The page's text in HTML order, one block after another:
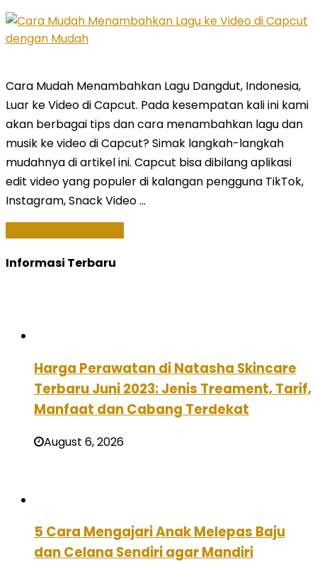
Cara Mudah Menambahkan Lagu Dangdut, Indonesia,
Luar ke Video di Capcut. Pada kesempatan kali ini kami
akan berbagai tips dan cara menambahkan lagu dan
musik ke video di Capcut? Simak langkah-langkah
mudahnya di artikel ini. Capcut bisa dibilang aplikasi
edit video yang populer di kalangan pengguna TikTok,
Instagram, Snack Video …
Informasi Terbaru
Harga Perawatan di Natasha Skincare
Terbaru Juni 2023: Jenis Treament, Tarif,
Manfaat dan Cabang Terdekat
August 6, 2026
5 Cara Mengajari Anak Melepas Baju
dan Celana Sendiri agar Mandiri